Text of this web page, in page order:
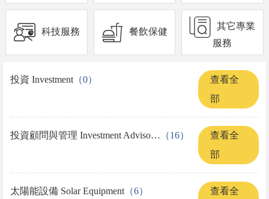
科技服務 餐飲保健
其它專業
服務
投資 Investment （0）
查看全
部
投資顧問與管理 Investment Advisor & Management （16）
查看全
部
太陽能設備 Solar Equipment （6）
查看全